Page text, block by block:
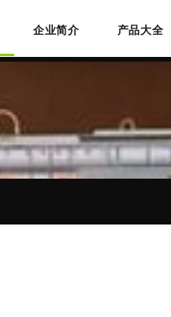
企业简介 产品大全